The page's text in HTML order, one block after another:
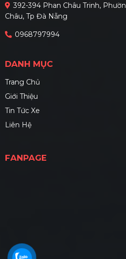
392-394 Phan Châu Trinh,
Châu, Tp Đà Nẵng
0968797994
DANH MỤC
Trang Chủ
Giới Thiệu
Tin Tức Xe
Liên Hệ
FANPAGE